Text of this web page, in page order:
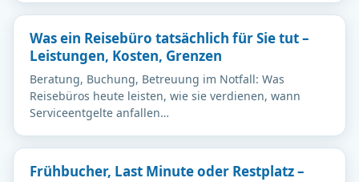
Was ein Reisebüro tatsächlich für Sie tut –
Leistungen, Kosten, Grenzen
Beratung, Buchung, Betreuung im Notfall: Was
Reisebüros heute leisten, wie sie verdienen, wann
Serviceentgelte anfallen…
Frühbucher, Last Minute oder Restplatz –